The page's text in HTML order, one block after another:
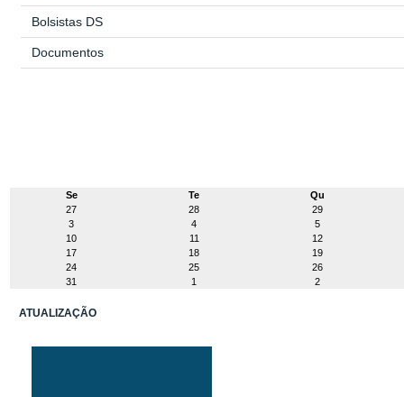
Bolsistas DS
Documentos
Se Te
Qu
27
28
29
3
4
5
10
11
12
17
18
19
24
25
26
31
1 2
ATUALIZAÇÃO